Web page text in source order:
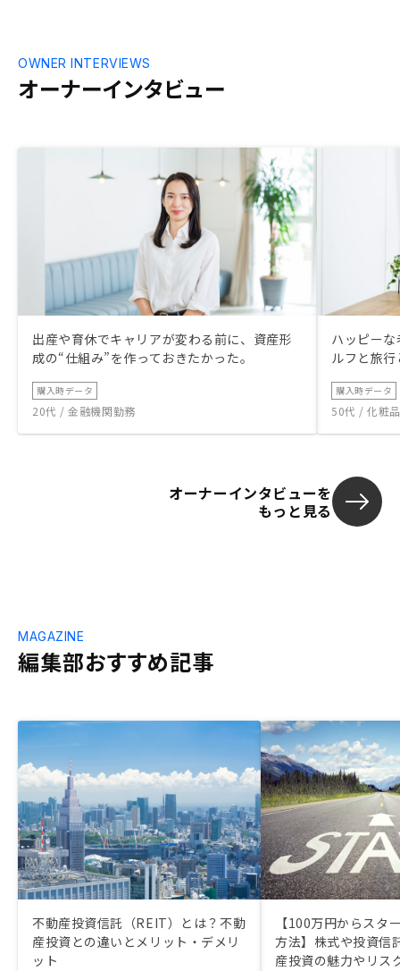
オーナーインタビュー
OWNER INTERVIEWS
出産や育休でキャリアが変わる前に、資産形
成の“仕組み”を作っておきたかった。
購入時データ
20代 / 金融機関勤務
ハッピー
ルフと旅
購入時データ
50代 / 化粧
オーナーインタビューを
もっと見る
編集部おすすめ記事
MAGAZINE
不動産投資信託（REIT）とは？不動
産投資との違いとメリット・デメリ
ット
【100万円からスタ
方法】株式や投資信
産投資の魅力やリス